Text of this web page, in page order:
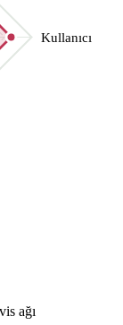
Kullanıcı
ağı